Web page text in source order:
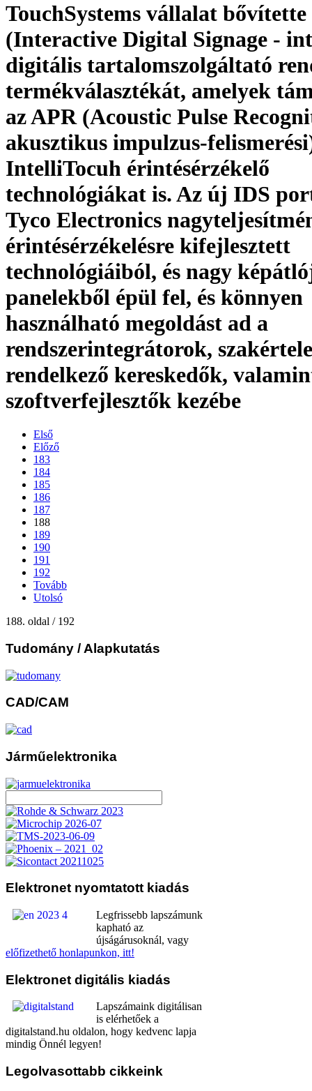
TouchSystems vállalat
(Interactive Digital Signage -
digitális tartalomszolgáltató
termékválasztékát, amelyek
az APR (Acoustic Pulse
akusztikus impulzus-
IntelliTocuh érintésérzékelő
technológiákat is. Az új IDS
Tyco Electronics
érintésérzékelésre kifejlesztett
technológiáiból, és nagy
panelekből épül fel, és könnyen
használható megoldást ad a
rendszerintegrátorok,
rendelkező kereskedők,
szoftverfejlesztők kezébe
Első
Előző
183
184
185
186
187
188
189
190
191
192
Tovább
Utolsó
188. oldal / 192
Tudomány / Alapkutatás
CAD/CAM
Járműelektronika
Elektronet nyomtatott kiadás
Legfrissebb lapszámunk
kapható az
újságárusoknál, vagy
előfizethető honlapunkon, itt!
Elektronet digitális kiadás
Lapszámaink digitálisan
is elérhetőek a
digitalstand.hu oldalon, hogy kedvenc lapja
mindig Önnél legyen!
Legolvasottabb cikkeink